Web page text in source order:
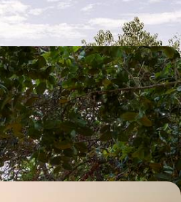
saison verte, le Botswana à
et grandes migrations animales,
saison